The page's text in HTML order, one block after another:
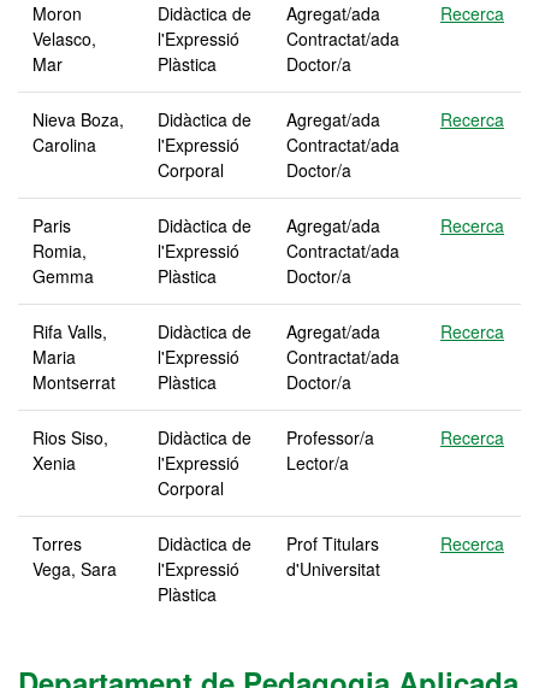
Moron
Velasco,
Mar
Didàctica de
l'Expressió
Plàstica
Agregat/ada
Contractat/ada
Doctor/a
Recerca
Nieva Boza,
Carolina
Didàctica de
l'Expressió
Corporal
Agregat/ada
Contractat/ada
Doctor/a
Recerca
Paris
Romia,
Gemma
Didàctica de
l'Expressió
Plàstica
Agregat/ada
Contractat/ada
Doctor/a
Recerca
Rifa Valls,
Maria
Montserrat
Didàctica de
l'Expressió
Plàstica
Agregat/ada
Contractat/ada
Doctor/a
Recerca
Rios Siso,
Xenia
Didàctica de
l'Expressió
Corporal
Professor/a
Lector/a
Recerca
Torres
Vega, Sara
Didàctica de
l'Expressió
Plàstica
Prof Titulars
d'Universitat
Recerca